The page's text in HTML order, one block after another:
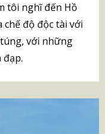
tôi nghĩ đến Hồ
độ độc tài với
với những
đạp.